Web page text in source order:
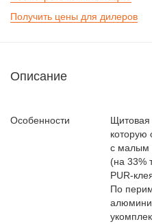
Получить цены для дилеров
Описание
Особенности
Щитовая
которую
с малым
(на 33%
PUR-
По